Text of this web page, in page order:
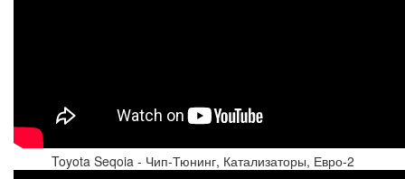
Toyota Seqoia - Чип-Тюнинг, Катализаторы, Евро-2